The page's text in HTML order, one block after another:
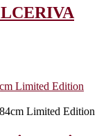
Limited Edition